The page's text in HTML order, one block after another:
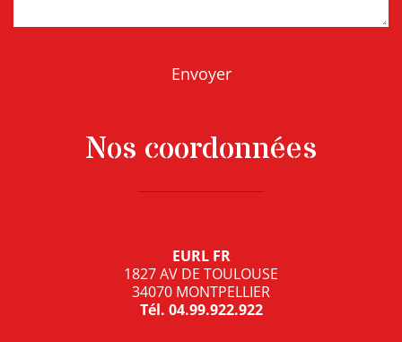
Nos coordonnées
EURL FR
1827 AV DE TOULOUSE
34070 MONTPELLIER
Tél. 04.99.922.922